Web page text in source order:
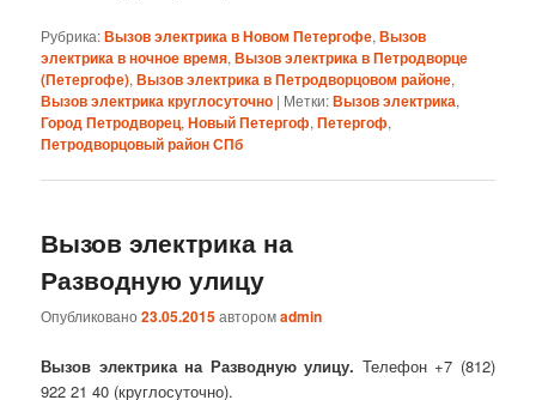
Рубрика:Вызов электрика в Новом Петергофе,Вызов
электрика в ночное время,Вызов электрика в Петродворце
(Петергофе),Вызов электрика в Петродворцовом районе,
Вызов электрика круглосуточно | Метки:Вызов электрика,
Город Петродворец,Новый Петергоф,Петергоф,
Петродворцовый район СПб
Вызов электрика на
Разводную улицу
Опубликовано23.05.2015авторомadmin
Вызов электрика на Разводную улицу. Телефон +7 (812)
922 21 40 (круглосуточно).